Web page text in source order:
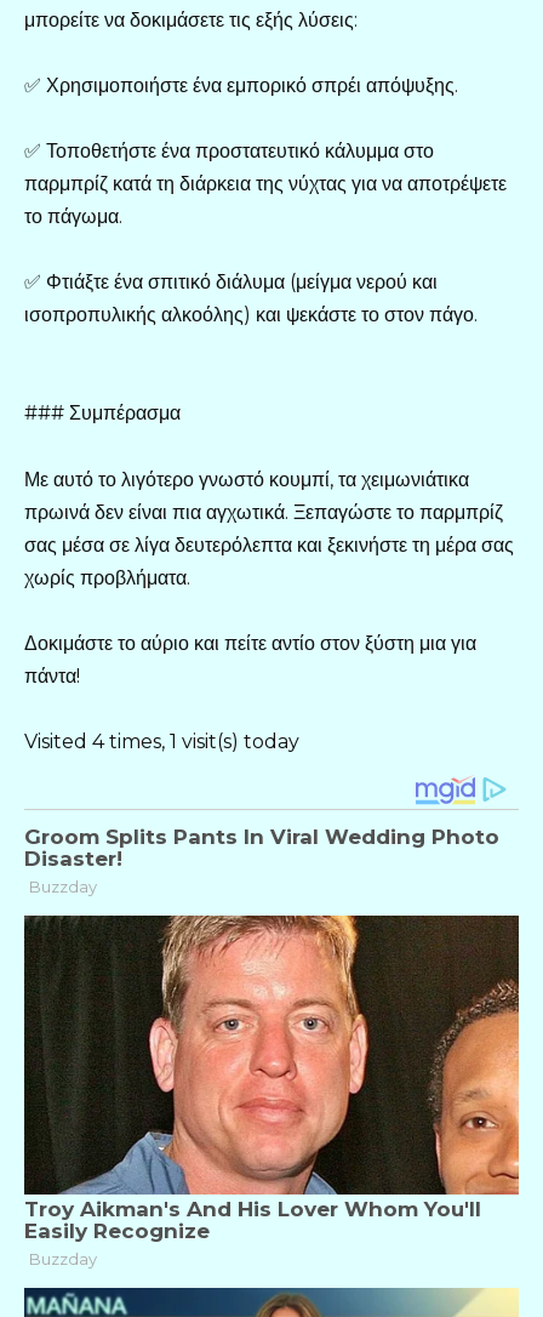
μπορείτε να δοκιμάσετε τις εξής λύσεις:
✅ Χρησιμοποιήστε ένα εμπορικό σπρέι απόψυξης.
✅ Τοποθετήστε ένα προστατευτικό κάλυμμα στο
παρμπρίζ κατά τη διάρκεια της νύχτας για να αποτρέψετε
το πάγωμα.
✅ Φτιάξτε ένα σπιτικό διάλυμα (μείγμα νερού και
ισοπροπυλικής αλκοόλης) και ψεκάστε το στον πάγο.
### Συμπέρασμα
Με αυτό το λιγότερο γνωστό κουμπί, τα χειμωνιάτικα
πρωινά δεν είναι πια αγχωτικά. Ξεπαγώστε το παρμπρίζ
σας μέσα σε λίγα δευτερόλεπτα και ξεκινήστε τη μέρα σας
χωρίς προβλήματα.
Δοκιμάστε το αύριο και πείτε αντίο στον ξύστη μια για
πάντα!
Visited 4 times, 1 visit(s) today